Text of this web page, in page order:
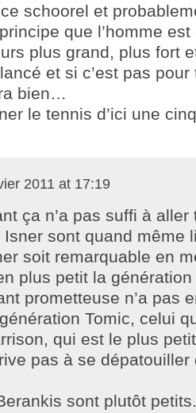
schoorel et
que l’homme
plus grand, plus fort
et si c’est pas
bien…
le tennis d’ici une
2011 at 17:19
ça n’a pas suffi à
Isner sont quand même
soit remarquable en
plus petit la
prometteuse n’a pas
Tomic, celui
qui est le plus
pas à se
sont plutôt petits.